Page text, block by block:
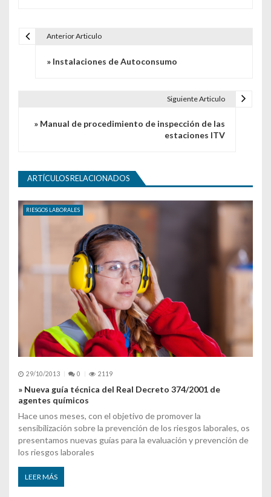
Navegación de entradas
Anterior Articulo
» Instalaciones de Autoconsumo
Siguiente Articulo
» Manual de procedimiento de inspección de las
estaciones ITV
ARTÍCULOS RELACIONADOS
RIESGOS LABORALES
29/10/2013 0 2119
» Nueva guía técnica del Real Decreto 374/2001 de
agentes químicos
Hace unos meses, con el objetivo de promover la
sensibilización sobre la prevención de los riesgos laborales, os
presentamos nuevas guías para la evaluación y prevención de
los riesgos laborales
LEER MÁS